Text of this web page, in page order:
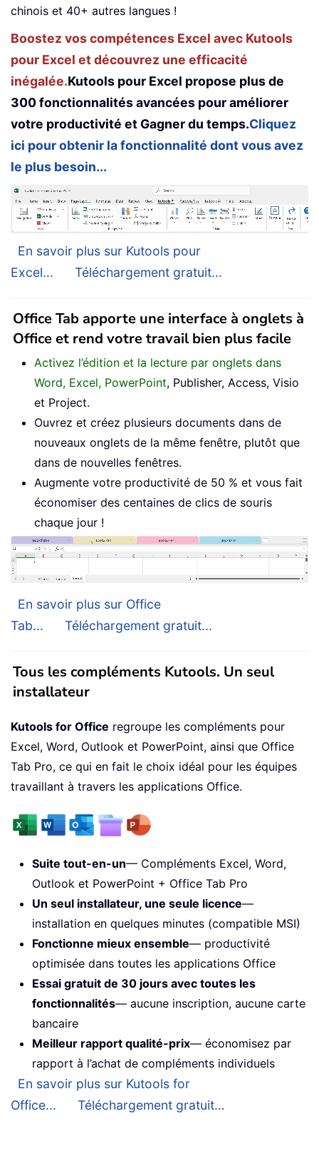
chinois et 40+ autres langues !
Boostez vos compétences Excel avec Kutools
pour Excel et découvrez une efficacité
inégalée.Kutools pour Excel propose plus de
300 fonctionnalités avancées pour améliorer
votre productivité et Gagner du temps.Cliquez
ici pour obtenir la fonctionnalité dont vous avez
le plus besoin...
En savoir plus sur Kutools pour
Excel...
Téléchargement gratuit...
Office Tab apporte une interface à onglets à
Office et rend votre travail bien plus facile
Activez l’édition et la lecture par onglets dans
Word, Excel, PowerPoint, Publisher, Access, Visio
et Project.
Ouvrez et créez plusieurs documents dans de
nouveaux onglets de la même fenêtre, plutôt que
dans de nouvelles fenêtres.
Augmente votre productivité de 50 % et vous fait
économiser des centaines de clics de souris
chaque jour !
En savoir plus sur Office
Tab...
Téléchargement gratuit...
Tous les compléments Kutools. Un seul
installateur
Kutools for Office regroupe les compléments pour
Excel, Word, Outlook et PowerPoint, ainsi que Office
Tab Pro, ce qui en fait le choix idéal pour les équipes
travaillant à travers les applications Office.
Suite tout-en-un— Compléments Excel, Word,
Outlook et PowerPoint + Office Tab Pro
Un seul installateur, une seule licence—
installation en quelques minutes (compatible MSI)
Fonctionne mieux ensemble— productivité
optimisée dans toutes les applications Office
Essai gratuit de 30 jours avec toutes les
fonctionnalités— aucune inscription, aucune carte
bancaire
Meilleur rapport qualité-prix— économisez par
rapport à l’achat de compléments individuels
En savoir plus sur Kutools for
Office...
Téléchargement gratuit…